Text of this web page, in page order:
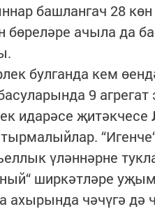
башлангач 28
бөреләре ачыла да
булганда кем
9
идарәсе җитәкчесе
үләннәрне
ширкәтләре
ахырында чәчүгә дә